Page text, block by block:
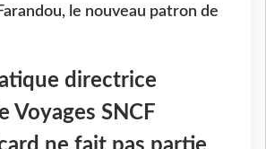
le nouveau patron de
directrice
Voyages SNCF